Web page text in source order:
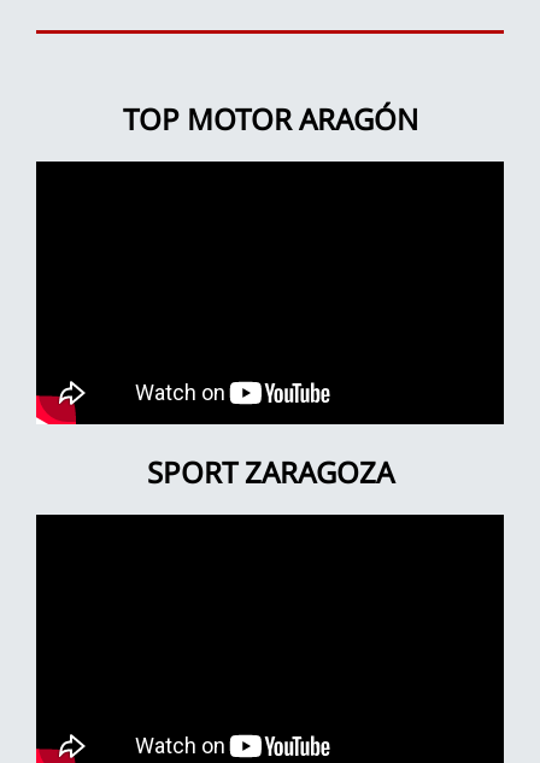
TOP MOTOR ARAGÓN
SPORT ZARAGOZA